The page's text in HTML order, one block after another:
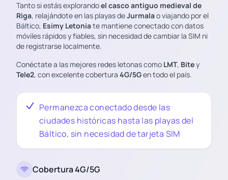
Tanto si estás explorandoel casco antiguo medieval de
Riga, relajándote en las playas deJurmalao viajando por el
Báltico, Esimy Letoniate mantiene conectado con datos
móviles rápidos y fiables, sin necesidad de cambiar la SIM ni
de registrarse localmente.
Conéctate a las mejores redes letonas como LMT, Bitey
Tele2, con excelente cobertura 4G/5Gen todo el país.
Permanezca conectado desde las
ciudades históricas hasta las playas del
Báltico, sin necesidad de tarjeta SIM
Cobertura 4G/5G